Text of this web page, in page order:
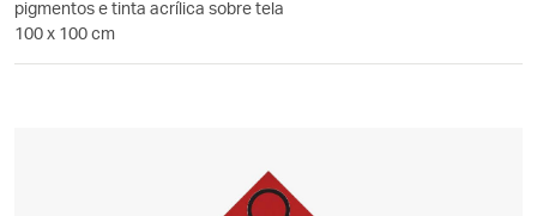
pigmentos e tinta acrílica sobre tela
100 x 100 cm